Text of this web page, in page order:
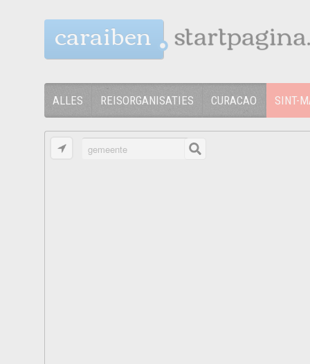
caraiben
SINT-
ALLES REISORGANISATIES CURACAO